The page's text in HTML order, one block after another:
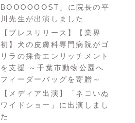
BOOOOOOST」に院長の平
川先生が出演しました
【プレスリリース】【業界
初】犬の皮膚科専門病院がゴ
リラの採食エンリッチメント
を支援 ～千葉市動物公園へ
フィーダーバッグを寄贈～
【メディア出演】「ネコいぬ
ワイドショー」に出演しまし
た